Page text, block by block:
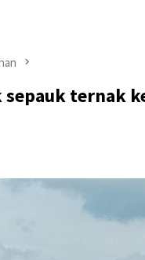
sepauk ternak